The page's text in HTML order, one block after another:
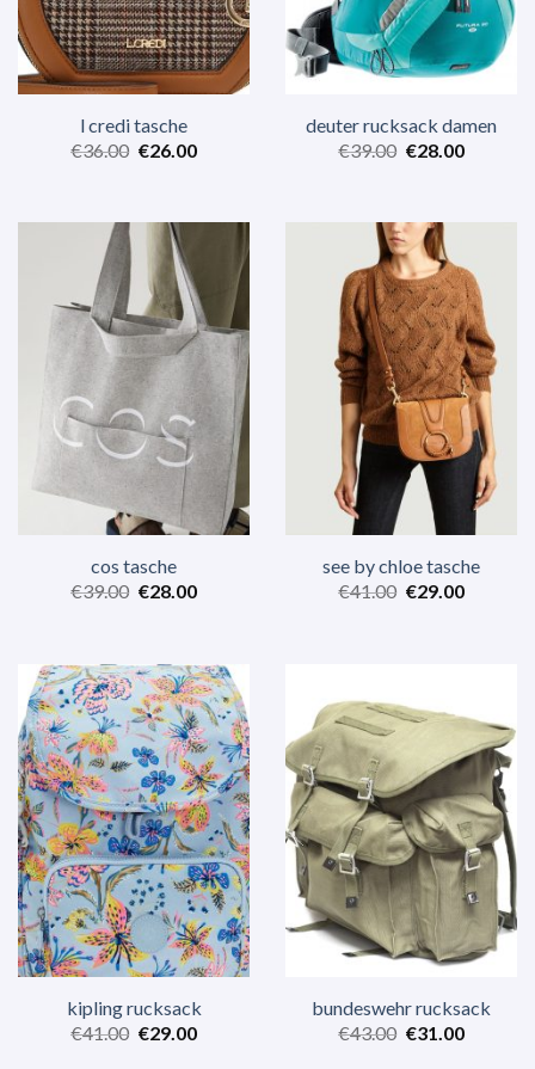
l credi tasche
€36.00 €26.00
deuter rucksack damen
€39.00 €28.00
cos tasche
€39.00 €28.00
see by chloe tasche
€41.00 €29.00
kipling rucksack
€41.00 €29.00
bundeswehr rucksack
€43.00 €31.00